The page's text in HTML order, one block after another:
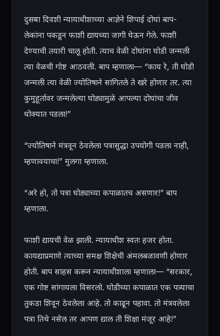
दुसऱ्या दिवशी न्यायाधीशाच्या आज्ञेने शिपाई दोघां बाप-
लेकांना पकडून फाशी द्यायच्या जागी घेऊन गेले. फाशी
देण्याची तयारी चालू होती. त्याच वेळी दोघांना घोडी जन्मली
त्या वेळची गोष्ट आठवली. बाप म्हणाला— “काय रे, ती घोडी
जन्मली त्या वेळी ज्योतिषाने सांगितले ते खरे होणार तर. त्या
कुमुहूर्तावर जन्मलेल्या घोड्यामुळे आपल्या दोघांचा जीव
धोक्यात पडला!”
“ज्योतिषाने मंत्रवून ठेवलेला पत्रासुद्धा उपयोगी पडला नाही,
म्हणावयाचा!” मुलगा म्हणाला.
“अरे हो, तो पत्रा घोड्याच्या कपाळातच असणार!” बाप
म्हणाला.
फाशी द्यायची वेळ झाली. न्यायाधीश स्वतः हजर होता.
कायद्याप्रमाणे त्याच्या समक्ष शिक्षेची अंमलबजावणी होणार
होती. बाप साहस करून न्यायाधीशाला म्हणाला— “सरकार,
एक गोष्ट सांगायला विसरलो. घोडीच्या कपाळात एक पत्र्याचा
तुकडा शिवून ठेवलेला आहे. तो काढून पहावा. तो मंत्रवलेला
पत्रा तिथे नसेल तर आपण द्याल ती शिक्षा मंजूर आहे!”